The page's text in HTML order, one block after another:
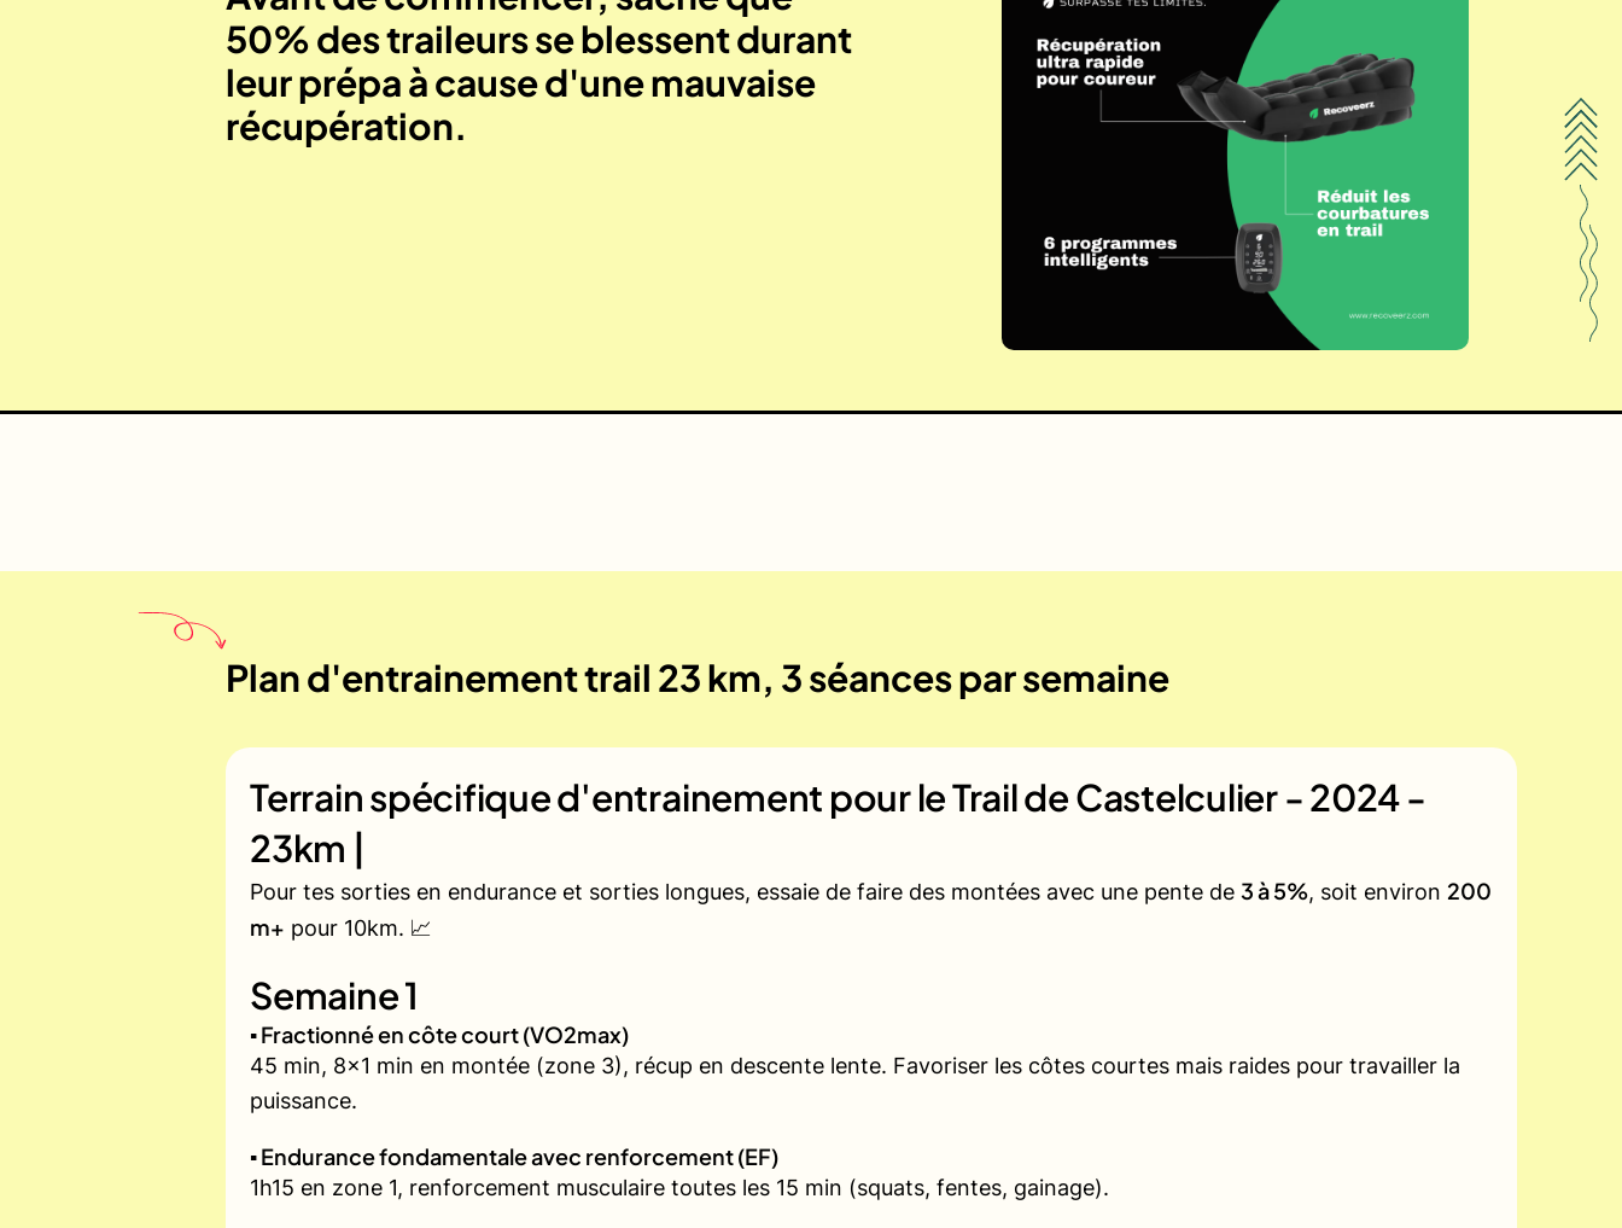
50% des traileurs se blessent durant
leur prépa à cause d'une mauvaise
récupération.
Plan d'entrainement trail 23 km, 3 séances par semaine
Terrain spécifique d'entrainement pour leTrail de Castelculier - 2024 -
23km |
Pour tes sorties en endurance et sorties longues, essaie de faire des montées avec une pente de 3 à 5%, soit environ 200
m+ pour 10km. 📈
Semaine 1
▪️ Fractionné en côte court (VO2max)
45 min, 8x1 min en montée (zone 3), récup en descente lente. Favoriser les côtes courtes mais raides pour travailler la
puissance.
▪️ Endurance fondamentale avec renforcement (EF)
1h15 en zone 1, renforcement musculaire toutes les 15 min (squats, fentes, gainage).